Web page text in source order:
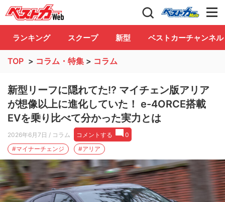
自動車情報誌「ベストカー」 Club
ランキング スクープ 新型 ベストカーチャンネル
TOP > コラム・特集 > コラム
新型リーフに隠れてた!? マイチェン版アリア
が想像以上に進化していた！ e-4ORCE搭載
EVを乗り比べて分かった実力とは
2026年6月7日 / コラム コメントする
0
#マイナーチェンジ
#アリア